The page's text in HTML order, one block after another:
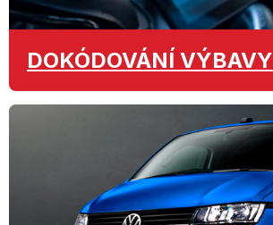
DOKÓDOVÁNÍ VÝBAVY